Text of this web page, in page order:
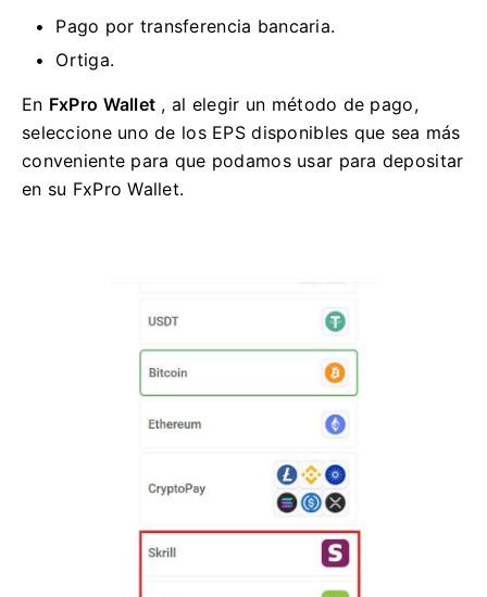
Pago por transferencia bancaria.
Ortiga.
En FxPro Wallet , al elegir un método de pago,
seleccione uno de los EPS disponibles que sea más
conveniente para que podamos usar para depositar
en su FxPro Wallet.